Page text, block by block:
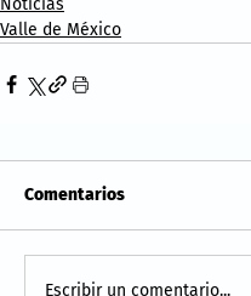
Noticias
Valle de México
Comentarios
Escribir un comentario...